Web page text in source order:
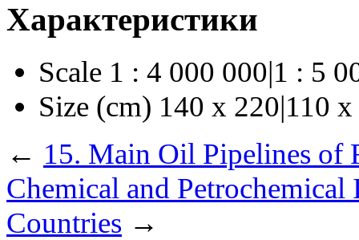
Характеристики
Scale 1 : 4 000 000|1 : 5
Size (cm) 140 х 220|110
← 15. Main Oil Pipelines of
Chemical and
Countries →